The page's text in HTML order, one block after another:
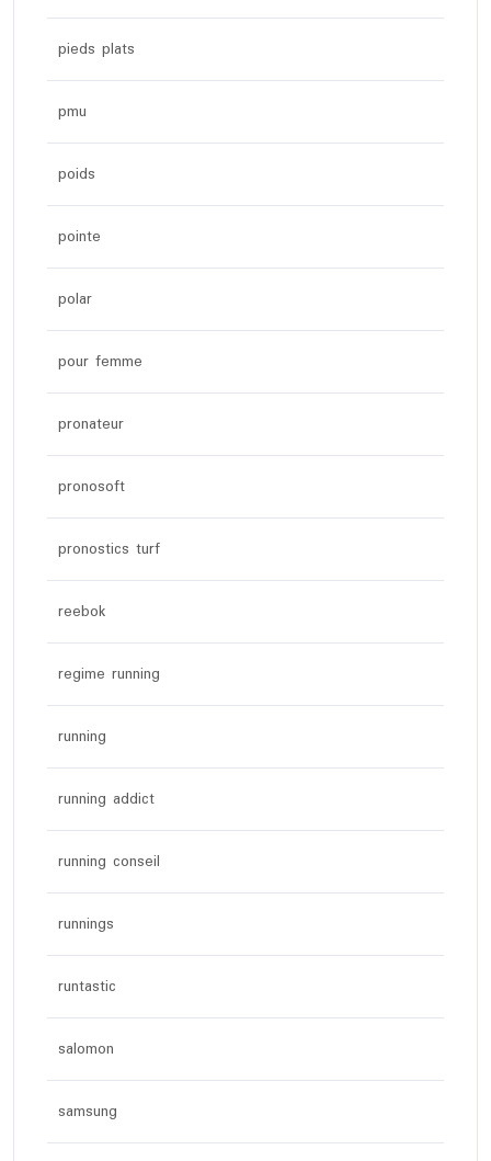
pieds plats
pmu
poids
pointe
polar
pour femme
pronateur
pronosoft
pronostics turf
reebok
regime running
running
running addict
running conseil
runnings
runtastic
salomon
samsung